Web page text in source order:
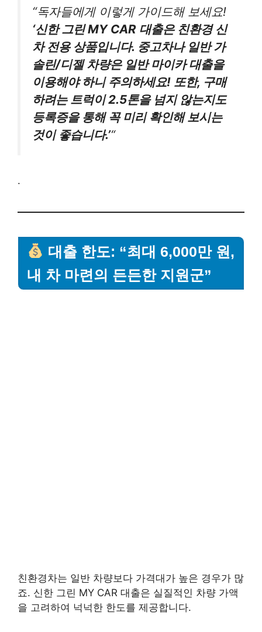
“독자들에게 이렇게 가이드해 보세요!
‘신한 그린 MY CAR 대출은 친환경 신
차 전용 상품입니다. 중고차나 일반 가
솔린/디젤 차량은 일반 마이카 대출을
이용해야 하니 주의하세요! 또한, 구매
하려는 트럭이 2.5톤을 넘지 않는지도
등록증을 통해 꼭 미리 확인해 보시는
것이 좋습니다.’“
.
대출 한도: “최대 6,000만 원,
내 차 마련의 든든한 지원군”
친환경차는 일반 차량보다 가격대가 높은 경우가 많
죠. 신한 그린 MY CAR 대출은 실질적인 차량 가액
을 고려하여 넉넉한 한도를 제공합니다.